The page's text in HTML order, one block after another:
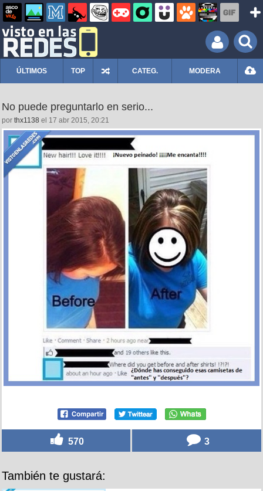
ÚLTIMOS TOP CATEG. MODERA
No puede preguntarlo en serio...
por thx1138 el 17 abr 2015, 20:21
570 3
También te gustará: